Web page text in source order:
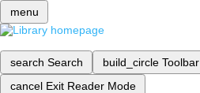
menu
search Search build_circle Toolbar
cancel Exit Reader Mode